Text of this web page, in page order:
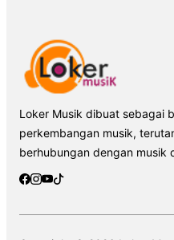
Loker Musik dibuat sebagai
perkembangan musik,
berhubungan dengan musik